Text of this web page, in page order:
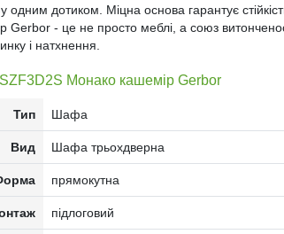
дотиком. Міцна основа гарантує
Gerbor - це не просто меблі, а союз
і натхнення.
Монако кашемір Gerbor
Тип Шафа
Вид Шафа трьохдверна
прямокутна
підлоговий